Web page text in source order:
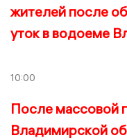
жителей после
уток в водоеме
10:00
После массовой
Владимирской